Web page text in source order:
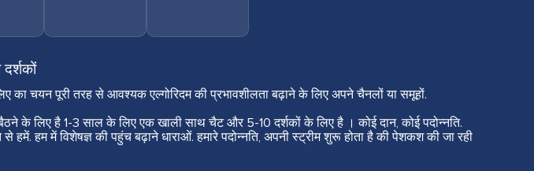
चयन पूरी तरह से आवश्यक एल्गोरिदम की प्रभावशीलता बढ़ाने के लिए अपने चैनलों या समूहों.
के लिए है 1-3 साल के लिए एक खाली साथ चैट और 5-10 दर्शकों के लिए है । कोई दान, कोई पदोन्नति.
हम में विशेषज्ञ की पहुंच बढ़ाने धाराओं. हमारे पदोन्नति, अपनी स्ट्रीम शुरू होता है की पेशकश की जा रही